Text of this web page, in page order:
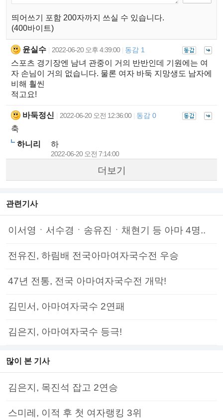
띄어쓰기 포함 200자까지 쓰실 수 있습니다.
(400바이트)
윤실수 2022-06-20 오후 4:39:00 동감 1
스포츠 경기장엔 남녀 관중이 거의 반반인데 기원에는 여
자 손님이 거의 없습니다. 물론 여자 바둑 지망생도 남자에
비해 훨씬
적고요!
바둑정신 2022-06-20 오전 12:36:00 동감 0
축
하니리
하
2022-06-20 오전 7:14:00
더보기
관련기사
이서영ㆍ서수경ㆍ송유진ㆍ채현기 등 아마 4명..
전유진, 하림배 전국아마여자국수전 우승
47년 전통, 전국 아마여자국수전 개막!
김민서, 아마여자국수 2연패
김은지, 아마여자국수 등극!
많이 본 기사
김은지, 목진석 잡고 2연승
스미레, 이적 후 첫 여자랭킹 3위